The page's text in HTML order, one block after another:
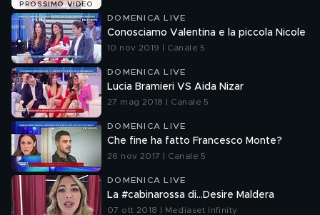
PROSSIMO VIDEO
DOMENICA LIVE
Conosciamo Valentina e la piccola Nicole
10 nov 2019 | Canale 5
DOMENICA LIVE
Lucia Bramieri VS Aida Nizar
27 mag 2018 | Canale 5
DOMENICA LIVE
Che fine ha fatto Francesco Monte?
26 nov 2017 | Canale 5
DOMENICA LIVE
La #cabinarossa di...Desire Maldera
07 ott 2018 | Mediaset Infinity